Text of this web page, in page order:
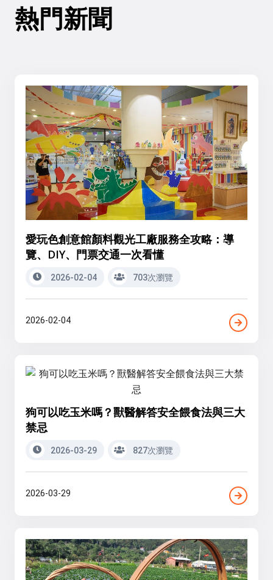
熱門新聞
愛玩色創意館顏料觀光工廠服務全攻略：導
覽、DIY、門票交通一次看懂
2026-02-04 703次瀏覽
2026-02-04
狗可以吃玉米嗎？獸醫解答安全餵食法與三大
禁忌
2026-03-29 827次瀏覽
2026-03-29